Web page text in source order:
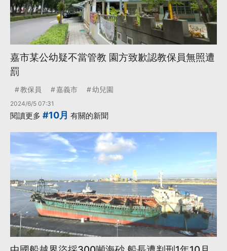
嘉市某公幼疑不當管教 園方致歉認教保員無照遭
罰
教保員 嘉義市 幼兒園
2024/6/5 07:31
閱讀更多 #10月 有關的新聞